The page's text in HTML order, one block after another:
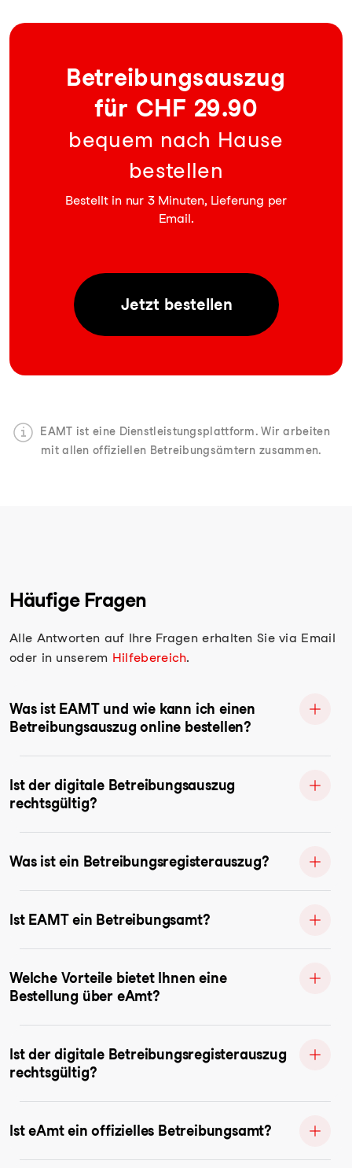
Be­trei­bungs­aus­zug
für CHF 29.90
bequem nach Hause
bestellen
Bestellt in nur 3 Minuten, Lieferung per
Email.
Jetztbestellen
EAMT ist eine Dienstleistungsplattform. Wir arbeiten
mit allen offiziellen Betreibungsämtern zusammen.
Häufige Fragen
Alle Antworten auf Ihre Fragen erhalten Sie via Email
oder in unserem Hilfebereich.
Was ist EAMT und wie kann ich einen
Betreibungsauszug online bestellen?
Ist der digitale Betreibungsauszug
rechtsgültig?
Was ist ein Betreibungsregisterauszug?
Ist EAMT ein Betreibungsamt?
Welche Vorteile bietet Ihnen eine
Bestellung über eAmt?
Ist der digitale Betreibungsregisterauszug
rechtsgültig?
Ist eAmt ein offizielles Betreibungsamt?